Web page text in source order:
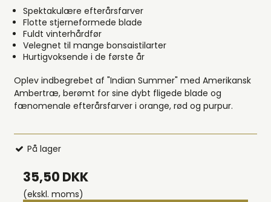
Spektakulære efterårsfarver
Flotte stjerneformede blade
Fuldt vinterhårdfør
Velegnet til mange bonsaistilarter
Hurtigvoksende i de første år
Oplev indbegrebet af "Indian Summer" med Amerikansk
Ambertræ, berømt for sine dybt fligede blade og
fænomenale efterårsfarver i orange, rød og purpur.
På lager
35,50 DKK
(ekskl. moms)